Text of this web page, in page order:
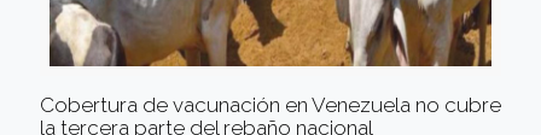
Cobertura de vacunación en Venezuela no cubre
la tercera parte del rebaño nacional